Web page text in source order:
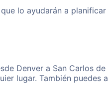
lo ayudarán a
Denver a San Carlos
lugar. También puedes